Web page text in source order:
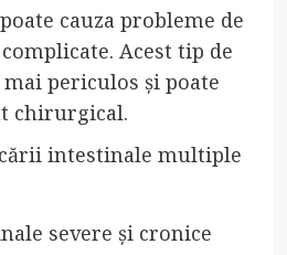
cauza probleme de
Acest tip de
periculos și poate
chirurgical.
intestinale multiple
severe și cronice